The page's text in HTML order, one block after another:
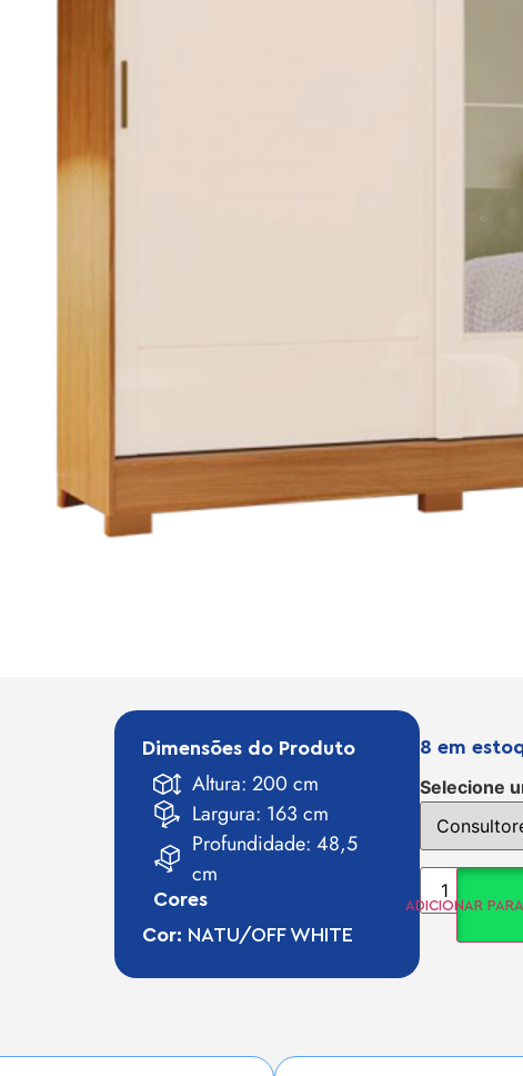
Dimensões do Produto
Altura: 200 cm
Largura: 163 cm
Profundidade: 48,5
cm
Cores
Cor: NATU/OFF WHITE
8 em
Selecione
ADICIONAR